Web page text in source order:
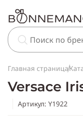
Главная страница
Versace
Артикул: Y1922